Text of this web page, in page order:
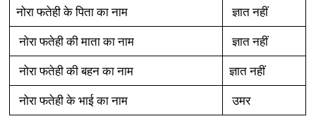
नोरा फतेही के पिता का नाम
ज्ञात नहीं
नोरा फतेही की माता का नाम
ज्ञात नहीं
नोरा फतेही की बहन का नाम
ज्ञात नहीं
नोरा फतेही के भाई का नाम
उमर